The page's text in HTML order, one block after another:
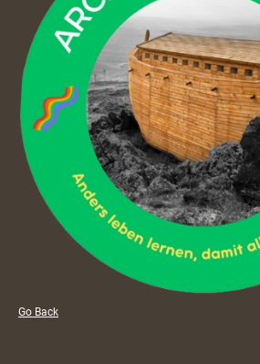
Go Back